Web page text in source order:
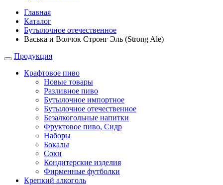
Главная
Каталог
Бутылочное отечественное
Васька и Волчок Стронг Эль (Strong Ale)
Продукция
Крафтовое пиво
Новые товары
Разливное пиво
Бутылочное импортное
Бутылочное отечественное
Безалкогольные напитки
Фруктовое пиво, Сидр
Наборы
Бокалы
Соки
Кондитерские изделия
Фирменные футболки
Крепкий алкоголь